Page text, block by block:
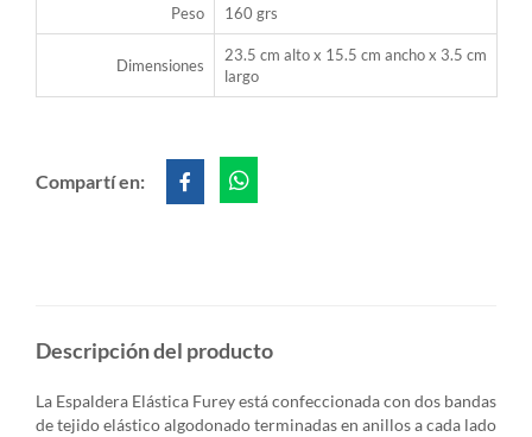
Peso 160 grs
Dimensiones
23.5 cm alto x 15.5 cm ancho x 3.5 cm
largo
Compartí en:
Descripción del producto
La Espaldera Elástica Furey está confeccionada con dos bandas
de tejido elástico algodonado terminadas en anillos a cada lado